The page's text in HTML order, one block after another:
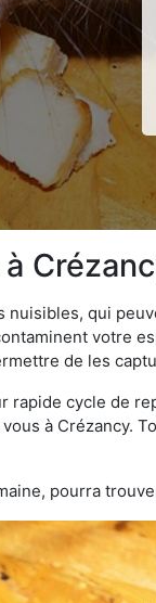
nuisibles, qui
votre
de les
rapide cycle de
à Crézancy.
pourra